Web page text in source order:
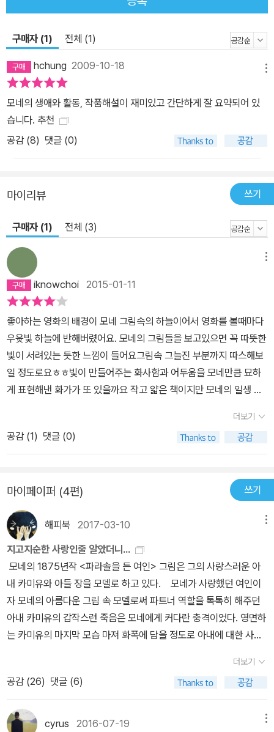
구매자 (1) 전체 (1)
hchung 2009-10-18
모네의 생애와 활동, 작품해설이 재미있고 간단하게 잘 요약되어 있
습니다. 추천
공감 (8) 댓글 (0)
마이리뷰 쓰기
구매자 (1) 전체 (3)
iknowchoi 2015-01-11
좋아하는 영화의 배경이 모네 그림속의 하늘이어서 영화를 볼때마다
우윳빛 하늘에 반해버렸어요. 모네의 그림들을 보고있으면 꼭 따뜻한
빛이 서려있는 듯한 느낌이 들어요그림속 그늘진 부분까지 따스해보
일 정도로요ㅎㅎ빛이 만들어주는 화사함과 어두움을 모네만큼 묘하
게 표현해낸 화가가 또 있을까요 작고 얇은 책이지만 모네의 일생 이
더보기
공감 (1) 댓글 (0)
마이페이퍼 (4편) 쓰기
해피북 2017-03-10
지고지순한 사랑인줄 알았더니...
모네의 1875년작 <파라솔을 든 여인> 그림은 그의 사랑스러운 아
내 카미유와 아들 장을 모델로 하고 있다. 모네가 사랑했던 여인이
자 모네의 아름다운 그림 속 모델로써 파트너 역할을 톡톡히 해주던
아내 카미유의 갑작스런 죽음은 모네에게 커다란 충격이었다. 영면하
는 카미유의 마지막 모습 마져 화폭에 담을 정도로 아내에 대한 사랑
한 아내 알리스를 카미유와 같은 장소 같은 포즈로 그림에 담으면서
도 (파라솔을든 여인의 그림은 총 3점이 남아있다) 카미유에게 미안
한 마음에 알리스의 얼굴을 그려넣지 못했다는 글을 어디선가 접하고
더보기
공감 (26) 댓글 (6)
cyrus 2016-07-19